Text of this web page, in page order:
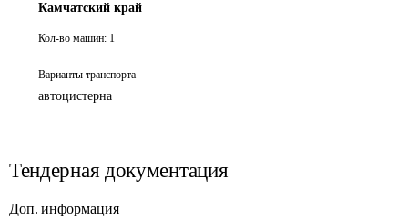
Камчатский край
Кол-во машин: 1
Варианты транспорта
автоцистерна
Тендерная документация
Доп. информация